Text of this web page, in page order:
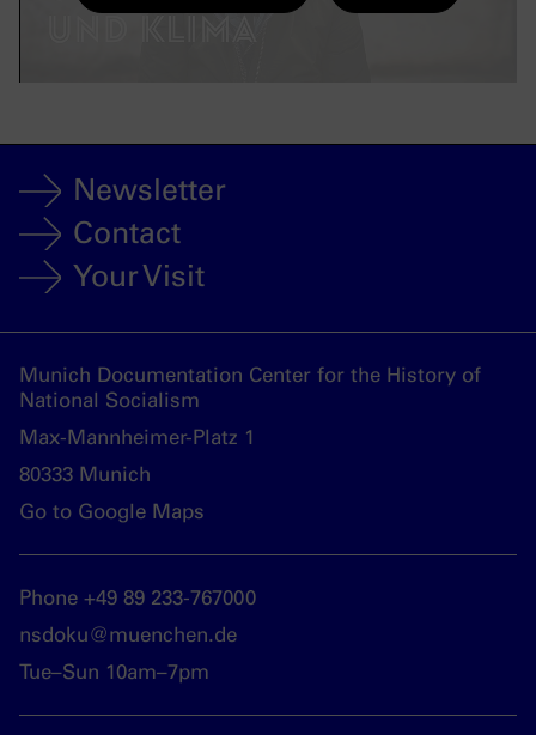
Newsletter
Contact
Your Visit
Munich Documentation Center for the History of
National Socialism
Max-Mannheimer-Platz 1
80333 Munich
Go to Google Maps
Phone +49 89 233-767000
nsdoku@muenchen.de
Tue–Sun 10am–7pm